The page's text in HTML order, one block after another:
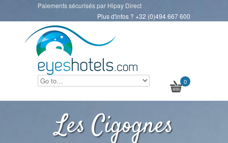
Paiements sécurisés par Hipay Direct
Plus d'infos ? +32 (0)494 667 600
0
Les Cigognes